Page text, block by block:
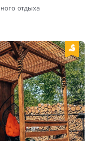
отдыха